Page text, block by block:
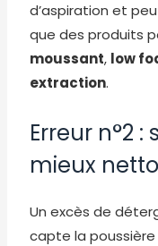
d’aspiration et
que des produits
moussant, low
extraction.
Erreur n°2
mieux
Un excès de
capte la